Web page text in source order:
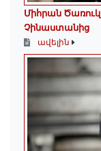
Միհրան
Չինաստանից
ավելին